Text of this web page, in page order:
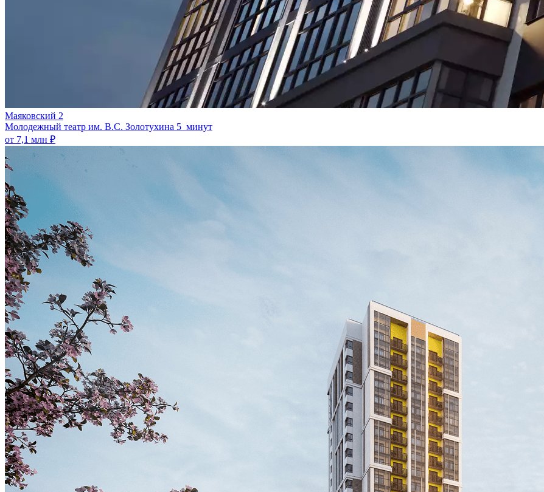
Маяковский 2
Молодежный театр им. В.С. Золотухина 5 минут
от 7,1 млн ₽